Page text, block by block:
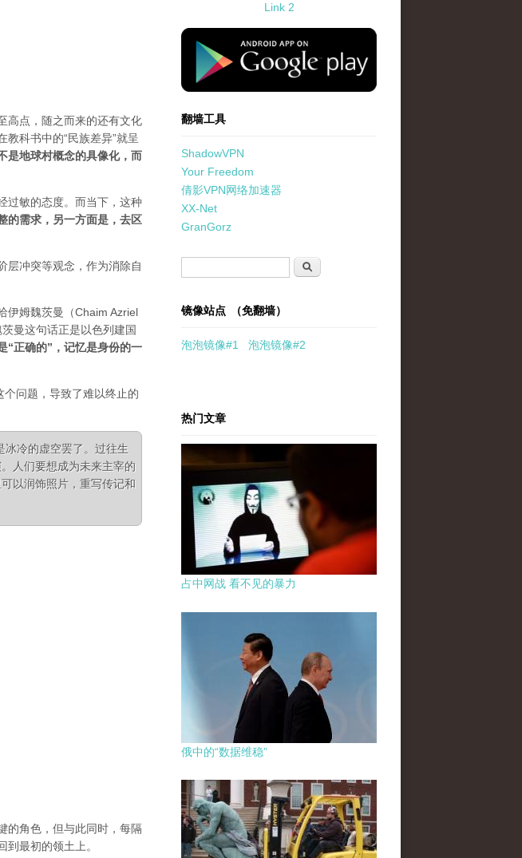
高点，随之而来的还有文化
科书中的“民族差异”就呈
是地球村概念的具像化，而
过敏的态度。而当下，这种
的需求，另一方面是，去区
层冲突等观念，作为消除自
伊姆魏茨曼（Chaim Azriel
曼这句话正是以色列建国
“正确的”，记忆是身份的一
个问题，导致了难以终止的
冰冷的虚空罢了。过往生
人们要想成为未来主宰的
以润饰照片，重写传记和
的角色，但与此同时，每隔
最初的领土上。
Link 2
standard-icon-googleplay-app-store.png
翻墙工具
ShadowVPN
Your Freedom
倩影VPN网络加速器
XX-Net
GranGorz
搜索
镜像站点 （免翻墙）
泡泡镜像#1 泡泡镜像#2
热门文章
占中网战 看不见的暴力
俄中的“数据维稳”